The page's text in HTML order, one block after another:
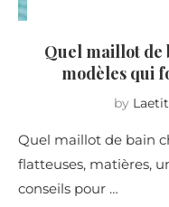
Quel maillot de
modèles qui
by
Quel maillot de bain
flatteuses, matières,
conseils pour …